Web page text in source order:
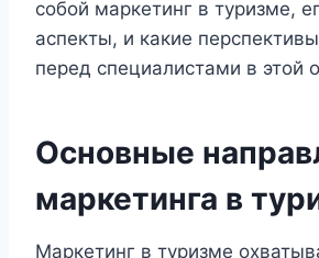
собой маркетинг в туризме,
аспекты, и какие
перед специалистами в этой
Основные
маркетинга в
Маркетинг в туризме